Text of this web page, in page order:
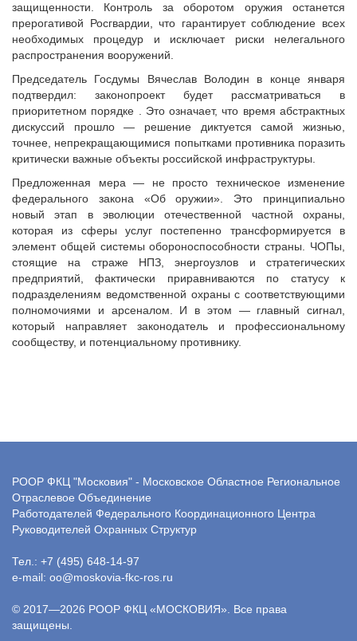
защищенности. Контроль за оборотом оружия останется
прерогативой Росгвардии, что гарантирует соблюдение всех
необходимых процедур и исключает риски нелегального
распространения вооружений.
Председатель Госдумы Вячеслав Володин в конце января
подтвердил: законопроект будет рассматриваться в
приоритетном порядке . Это означает, что время абстрактных
дискуссий прошло — решение диктуется самой жизнью,
точнее, непрекращающимися попытками противника поразить
критически важные объекты российской инфраструктуры.
Предложенная мера — не просто техническое изменение
федерального закона «Об оружии». Это принципиально
новый этап в эволюции отечественной частной охраны,
которая из сферы услуг постепенно трансформируется в
элемент общей системы обороноспособности страны. ЧОПы,
стоящие на страже НПЗ, энергоузлов и стратегических
предприятий, фактически приравниваются по статусу к
подразделениям ведомственной охраны с соответствующими
полномочиями и арсеналом. И в этом — главный сигнал,
который направляет законодатель и профессиональному
сообществу, и потенциальному противнику.
РООР ФКЦ "Московия" - Московское Областное Региональное
Отраслевое Объединение
Работодателей Федерального Координационного Центра
Руководителей Охранных Структур
Тел.: +7 (495) 648-14-97
e-mail: oo@moskovia-fkc-ros.ru
© 2017—2026 РООР ФКЦ «МОСКОВИЯ». Все права
защищены.